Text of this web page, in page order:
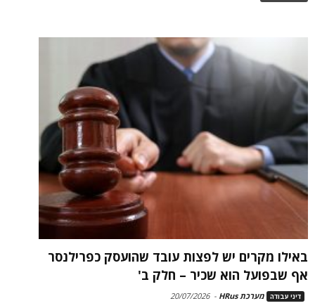
באילו מקרים יש לפצות עובד שהועסק כפרילנסר
אף שבפועל הוא שכיר – חלק ב'
דיני עבודה מערכת HRus -
20/07/2026